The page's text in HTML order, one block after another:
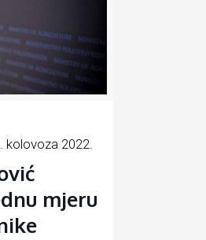
kolovoza 2022.
mjeru